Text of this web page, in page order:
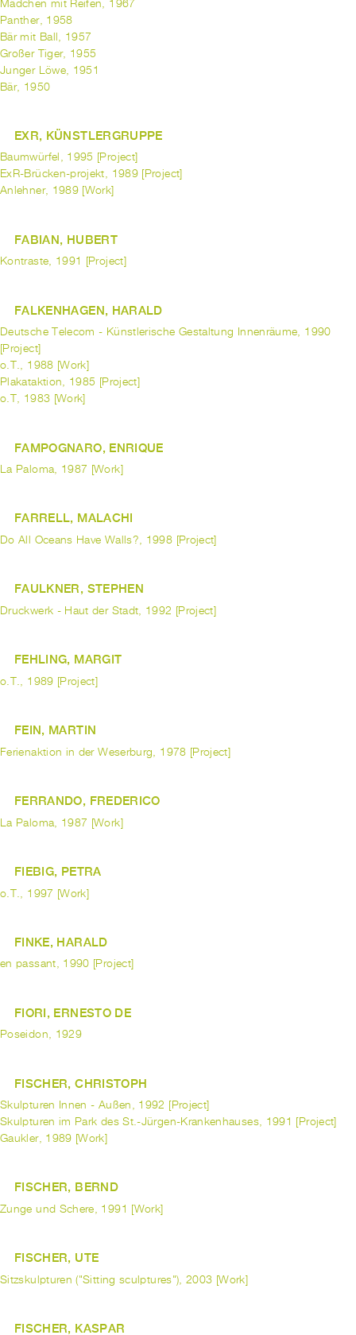
Mädchen mit Reifen, 1967
Panther, 1958
Bär mit Ball, 1957
Großer Tiger, 1955
Junger Löwe, 1951
Bär, 1950
EXR, KÜNSTLERGRUPPE
Baumwürfel, 1995 [Project]
ExR-Brücken-projekt, 1989 [Project]
Anlehner, 1989 [Work]
FABIAN, HUBERT
Kontraste, 1991 [Project]
FALKENHAGEN, HARALD
Deutsche Telecom - Künstlerische Gestaltung Innenräume, 1990
[Project]
o.T., 1988 [Work]
Plakataktion, 1985 [Project]
o.T, 1983 [Work]
FAMPOGNARO, ENRIQUE
La Paloma, 1987 [Work]
FARRELL, MALACHI
Do All Oceans Have Walls?, 1998 [Project]
FAULKNER, STEPHEN
Druckwerk - Haut der Stadt, 1992 [Project]
FEHLING, MARGIT
o.T., 1989 [Project]
FEIN, MARTIN
Ferienaktion in der Weserburg, 1978 [Project]
FERRANDO, FREDERICO
La Paloma, 1987 [Work]
FIEBIG, PETRA
o.T., 1997 [Work]
FINKE, HARALD
en passant, 1990 [Project]
FIORI, ERNESTO DE
Poseidon, 1929
FISCHER, CHRISTOPH
Skulpturen Innen - Außen, 1992 [Project]
Skulpturen im Park des St.-Jürgen-Krankenhauses, 1991 [Project]
Gaukler, 1989 [Work]
FISCHER, BERND
Zunge und Schere, 1991 [Work]
FISCHER, UTE
Sitzskulpturen ("Sitting sculptures"), 2003 [Work]
FISCHER, KASPAR